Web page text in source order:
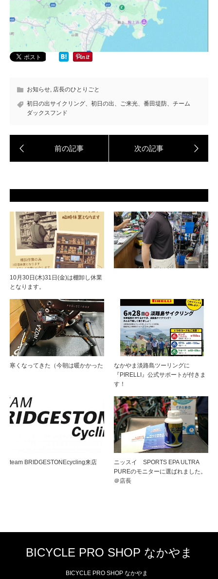
お知らせ, 店長のひとりごと
初日の出サイクリング、初日の出、ご来光、番田堤防、チーム
ダックスフンド
10月30日(木)31日(金)は棚卸し休業
となります。
寒くなってきた（今朝は暖かかった
なかやま淡路島ツーリングに
『PIRELLI』公式サポートが付きま
す！
team BRIDGESTONEcycling来店
ニッスイ SPORTS EPA ULTRA
PUREのモニターに選ばれました。
＠店長
BICYCLE PRO SHOP なかやま
BICYCLE PRO SHOP なかやま